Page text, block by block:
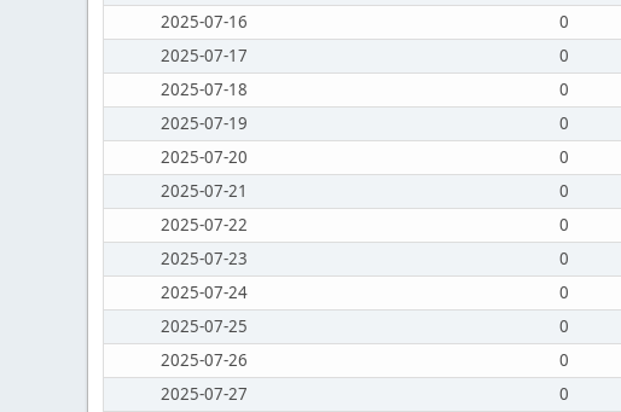
2025-07-16
0
2025-07-17
0
2025-07-18
0
2025-07-19
0
2025-07-20
0
2025-07-21
0
2025-07-22
0
2025-07-23
0
2025-07-24
0
2025-07-25
0
2025-07-26
0
2025-07-27
0